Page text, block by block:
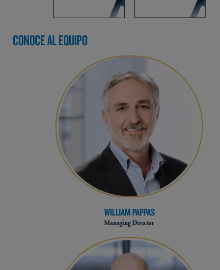
CONOCE AL EQUIPO
WILLIAM PAPPAS
Managing Director